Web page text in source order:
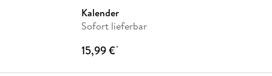
Kalender
Sofort lieferbar
15,99 €*